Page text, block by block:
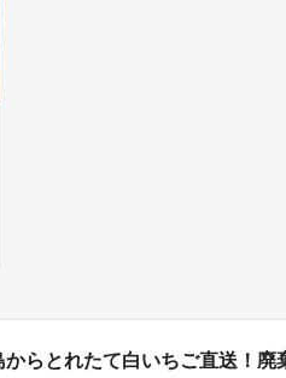
からとれたて白いちご直送！